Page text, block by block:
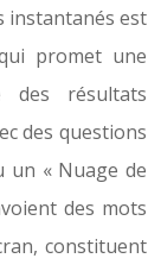
instantanés est
promet une
des résultats
des questions
un « Nuage de
des mots
constituent